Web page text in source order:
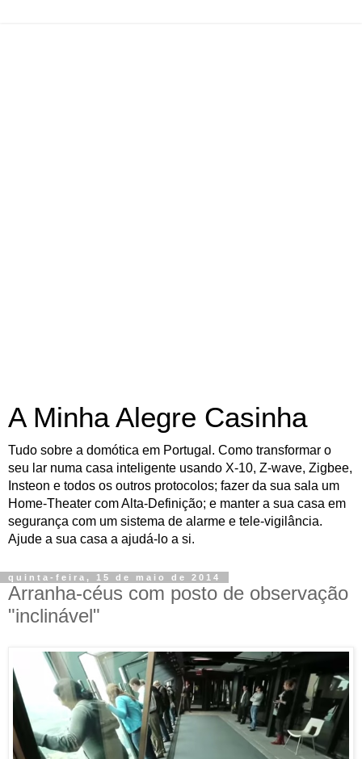
A Minha Alegre Casinha
Tudo sobre a domótica em Portugal. Como transformar o
seu lar numa casa inteligente usando X-10, Z-wave, Zigbee,
Insteon e todos os outros protocolos; fazer da sua sala um
Home-Theater com Alta-Definição; e manter a sua casa em
segurança com um sistema de alarme e tele-vigilância.
Ajude a sua casa a ajudá-lo a si.
quinta-feira, 15 de maio de 2014
Arranha-céus com posto de observação
"inclinável"